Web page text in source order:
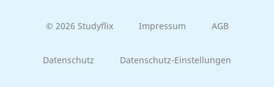
© 2026 Studyflix Impressum AGB
Datenschutz Datenschutz-Einstellungen